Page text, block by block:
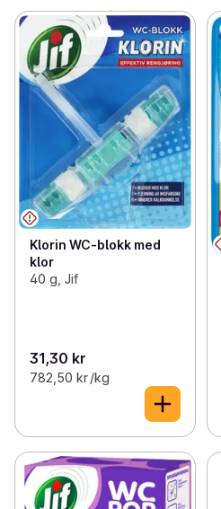
Klorin WC-blokk med
klor
40 g, Jif
31,30 kr
782,50 kr /kg